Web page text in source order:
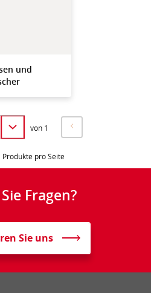
und
von 1
Produkte pro Seite
Fragen?
Sie uns